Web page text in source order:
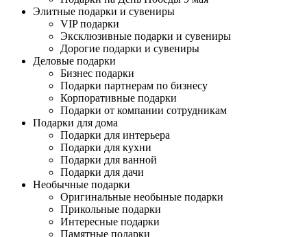
Элитные подарки и сувениры
VIP подарки
Эксклюзивные подарки и сувениры
Дорогие подарки и сувениры
Деловые подарки
Бизнес подарки
Подарки партнерам по бизнесу
Корпоративные подарки
Подарки от компании сотрудникам
Подарки для дома
Подарки для интерьера
Подарки для кухни
Подарки для ванной
Подарки для дачи
Необычные подарки
Оригинальные необыные подарки
Прикольные подарки
Интересные подарки
Памятные подарки